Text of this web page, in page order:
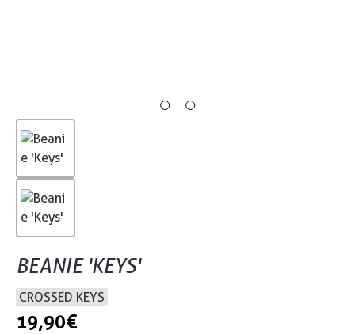
BEANIE 'KEYS'
CROSSED KEYS
19,90 €